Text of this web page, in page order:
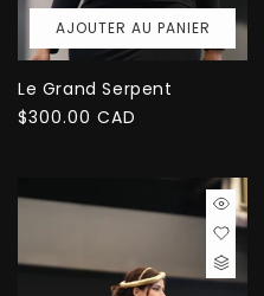
AJOUTER AU PANIER
Le Grand Serpent
Prix
$300.00 CAD